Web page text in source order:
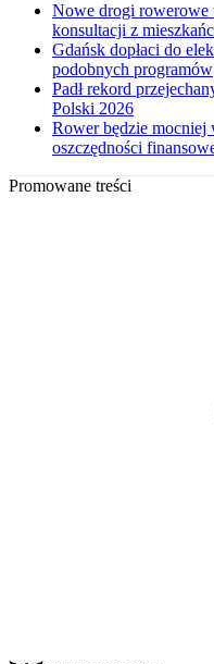
Nowe drogi rowerowe
konsultacji z
Gdańsk dopłaci do
podobnych programów
Padł rekord
Polski 2026
Rower będzie mocniej
oszczędności
Promowane treści